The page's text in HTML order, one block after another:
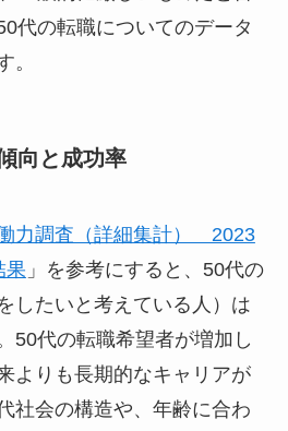
代の転職についてのデータ
。
向と成功率
力調査（詳細集計） 2023
果 」を参考にすると、50代の
したいと考えている人）は
50代の転職希望者が増加し
よりも長期的なキャリアが
社会の構造や、年齢に合わ